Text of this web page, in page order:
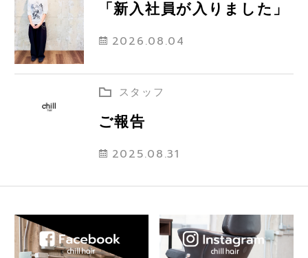
「新入社員が入りました」
2026.08.04
スタッフ
ご報告
2025.08.31